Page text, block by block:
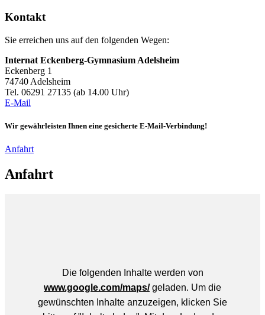
Kontakt
Sie erreichen uns auf den folgenden Wegen:
Internat Eckenberg-Gymnasium Adelsheim
Eckenberg 1
74740 Adelsheim
Tel. 06291 27135 (ab 14.00 Uhr)
E-Mail
Wir gewährleisten Ihnen eine gesicherte E-Mail-Verbindung!
Anfahrt
Anfahrt